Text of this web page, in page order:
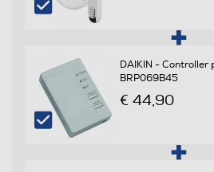
2
Descrizione marketing
Ventilatore da tavolo Ø 40 cm,
semitrasparenza turchese. 5
oscillazione laterale automatica.
DAIKIN -
BRP069B45
€ 44,90